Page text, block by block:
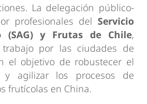
La delegación público-
profesionales del Servicio
(SAG) y Frutas de Chile,
por las ciudades de
el objetivo de robustecer el
y agilizar los procesos de
frutícolas en China.